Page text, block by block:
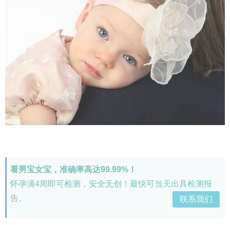
看男宝女宝，准确率高达99.99%！
怀孕满4周即可检测，安全无创！最快可当天出具检测报
告。
联系我们